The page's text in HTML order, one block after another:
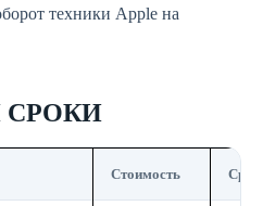
техники Apple на
СРОКИ
Стоимость Срок